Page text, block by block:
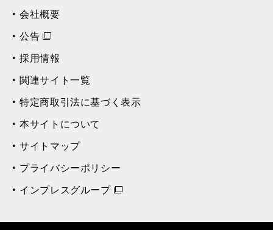
会社概要
公告
採用情報
関連サイト一覧
特定商取引法に基づく表示
本サイトについて
サイトマップ
プライバシーポリシー
インプレスグループ